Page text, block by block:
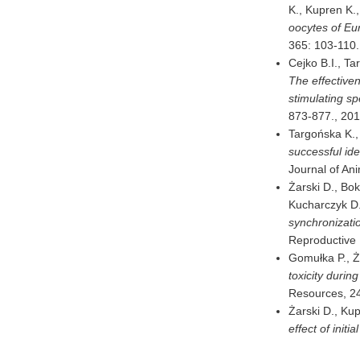
K., Kupren
oocytes of
365: 103-
Cejko B.I.,
The
stimulating
873-877.,
Targońska
successful
Journal of
Żarski D.,
Kucharczyk
Reproductive
Gomułka P.,
toxicity
Resources,
Żarski D.,
effect of